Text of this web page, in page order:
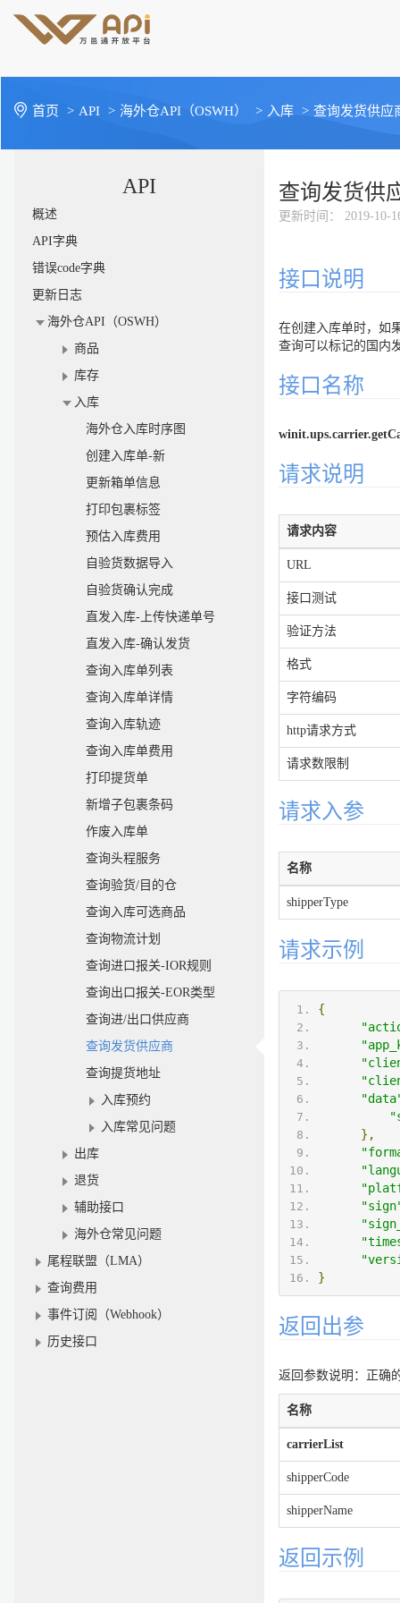
首页 > API > 海外仓API（OSWH） > 入库 > 查询发货供应
API
概述
API字典
错误code字典
更新日志
海外仓API（OSWH）
商品
库存
入库
海外仓入库时序图
创建入库单-新
更新箱单信息
打印包裹标签
预估入库费用
自验货数据导入
自验货确认完成
直发入库-上传快递单号
直发入库-确认发货
查询入库单列表
查询入库单详情
查询入库轨迹
查询入库单费用
打印提货单
新增子包裹条码
作废入库单
查询头程服务
查询验货/目的仓
查询入库可选商品
查询物流计划
查询进口报关-IOR规则
查询出口报关-EOR类型
查询进/出口供应商
查询发货供应商
查询提货地址
入库预约
入库常见问题
出库
退货
辅助接口
海外仓常见问题
尾程联盟（LMA）
查询费用
事件订阅（Webhook）
历史接口
查询发货供
更新时间 ： 2019-10-
接口说明
在创建入库单时，如
查询可以标记的国内
接口名称
请求说明
请求内容
URL
接口测试
验证方法
格式
字符编码
http请求方式
请求数限制
请求入参
名称
shipperType
请求示例
{
},
}
返回出参
返回参数说明：正确
名称
carrierList
shipperCode
shipperName
返回示例